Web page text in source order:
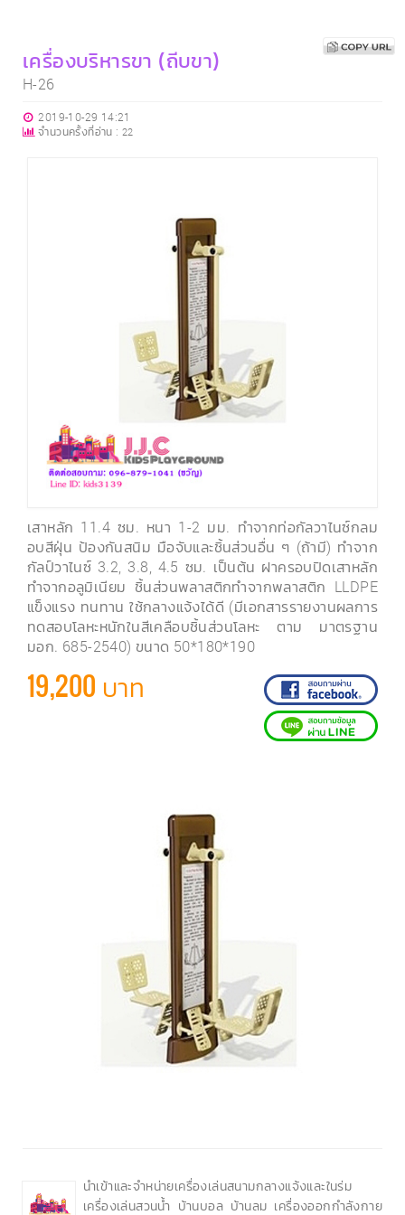
เครื่องบริหารขา (ถีบขา)
H-26
2019-10-29 14:21
จำนวนครั้งที่อ่าน : 22
เสาหลัก 11.4 ซม. หนา 1-2 มม. ทำจากท่อกัลวาไนซ์กลม
อบสีฝุ่น ป้องกันสนิม มือจับและชิ้นส่วนอื่น ๆ (ถ้ามี) ทำจาก
กัลป์วาไนซ์ 3.2, 3.8, 4.5 ซม. เป็นต้น ฝาครอบปิดเสาหลัก
ทำจากอลูมิเนียม ชิ้นส่วนพลาสติกทำจากพลาสติก LLDPE
แข็งแรง ทนทาน ใช้กลางแจ้งได้ดี (มีเอกสารรายงานผลการ
ทดสอบโลหะหนักในสีเคลือบชิ้นส่วนโลหะ ตาม มาตรฐาน
มอก. 685-2540) ขนาด 50*180*190
19,200 บาท
นำเข้าและจำหน่ายเครื่องเล่นสนามกลางแจ้งและในร่ม
เครื่องเล่นสวนน้ำ บ้านบอล บ้านลม เครื่องออกกำลังกาย